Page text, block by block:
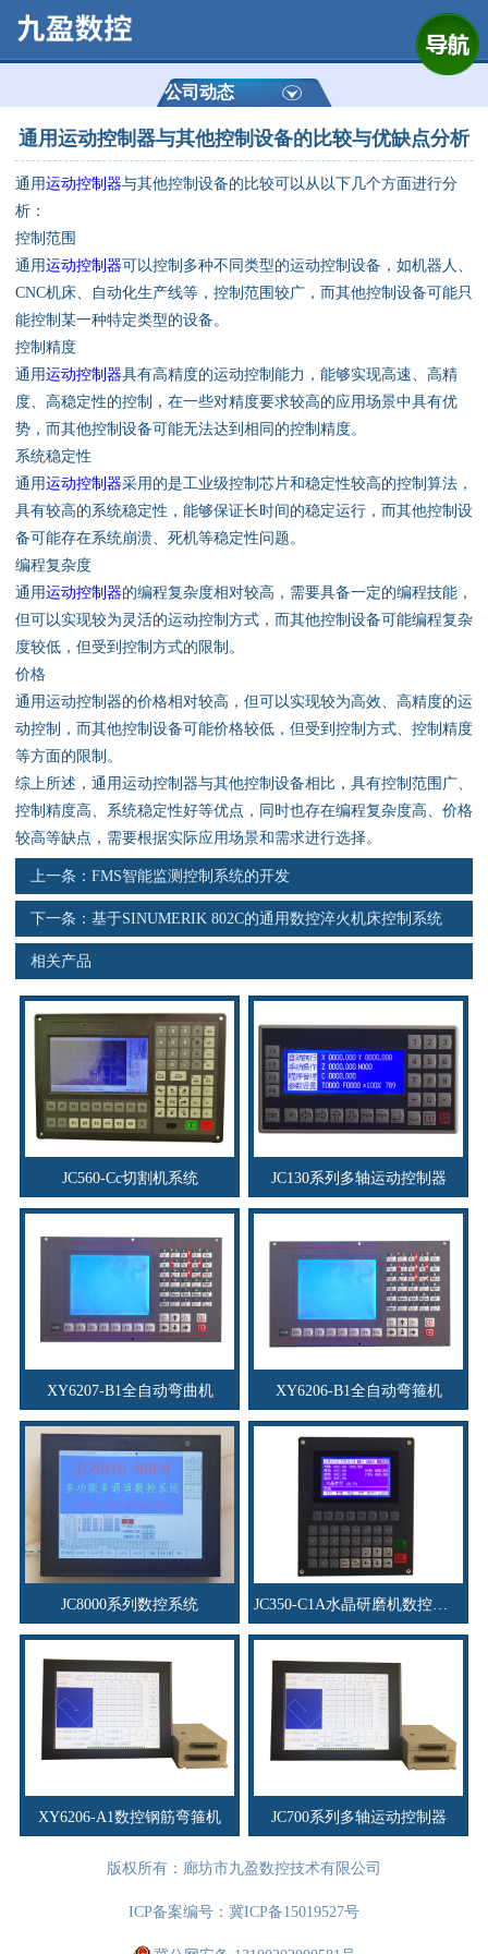
公司简介
产品展示
通用数控系统
技术资讯
公司动态
资料下载
资质荣誉
联系电话
s
公司动态
通用运动控制器与其他控制设备的比较与优缺点分析
通用运动控制器与其他控制设备的比较可以从以下几个方面进行分
析：
控制范围
通用运动控制器可以控制多种不同类型的运动控制设备，如机器人、
CNC机床、自动化生产线等，控制范围较广，而其他控制设备可能只
能控制某一种特定类型的设备。
控制精度
通用运动控制器具有高精度的运动控制能力，能够实现高速、高精
度、高稳定性的控制，在一些对精度要求较高的应用场景中具有优
势，而其他控制设备可能无法达到相同的控制精度。
系统稳定性
通用运动控制器采用的是工业级控制芯片和稳定性较高的控制算法，
具有较高的系统稳定性，能够保证长时间的稳定运行，而其他控制设
备可能存在系统崩溃、死机等稳定性问题。
编程复杂度
通用运动控制器的编程复杂度相对较高，需要具备一定的编程技能，
但可以实现较为灵活的运动控制方式，而其他控制设备可能编程复杂
度较低，但受到控制方式的限制。
价格
通用运动控制器的价格相对较高，但可以实现较为高效、高精度的运
动控制，而其他控制设备可能价格较低，但受到控制方式、控制精度
等方面的限制。
综上所述，通用运动控制器与其他控制设备相比，具有控制范围广、
控制精度高、系统稳定性好等优点，同时也存在编程复杂度高、价格
较高等缺点，需要根据实际应用场景和需求进行选择。
上一条： FMS智能监测控制系统的开发
下一条： 基于SINUMERIK 802C的通用数控淬火机床控制系统
相关产品
JC560-Cc切割机系统 JC130系列多轴运动控制器
XY6207-B1全自动弯曲机 XY6206-B1全自动弯箍机
JC8000系列数控系统
XY6206-A1数控钢筋弯箍机 JC700系列多轴运动控制器
版权所有：廊坊市九盈数控技术有限公司
ICP备案编号： 冀ICP备15019527号